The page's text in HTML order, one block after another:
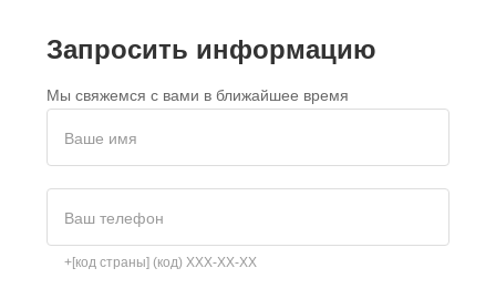
Запросить информацию
Мы свяжемся с вами в ближайшее время
Ваше имя
Ваш телефон
+[код страны] (код) XXX-XX-XX